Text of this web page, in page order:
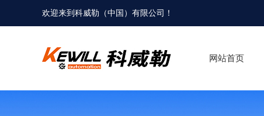
欢迎来到科威勒（中国）有限公司！
网站首页